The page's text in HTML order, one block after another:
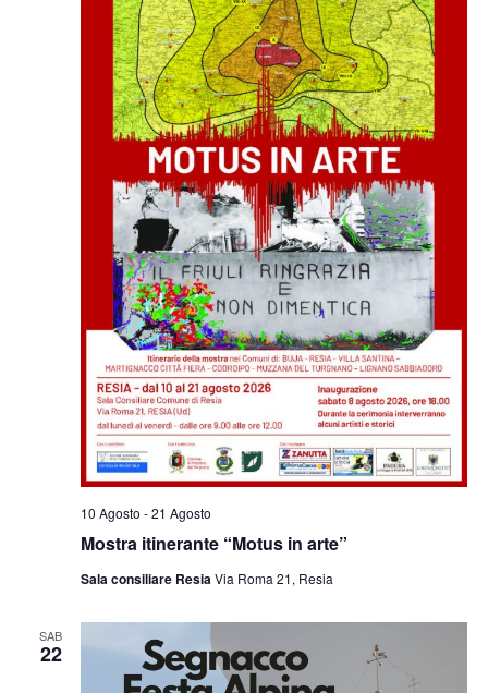
Mostra itinerante “Motus in arte”
10 Agosto -21 Agosto
Sala consiliare ResiaVia Roma 21, Resia
SAB
22